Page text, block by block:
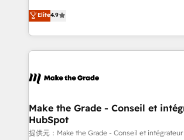
international offices and 175+ employees.
clients, un ROI mesurable. Notre mission
HubSpot un vrai levier de performance
organisation. Cela passe par la
vos processus, la fiabilisation de vos
la plateforme. Nos domaines d'intervention : -
& reprise de données - Stratégie
alignement Marketing / Sales - Data,
tableaux de bord - Onboarding, audit &
Elite4.9
Make the Grade - Conseil et
HubSpot
提供元：Make the Grade - Conseil et